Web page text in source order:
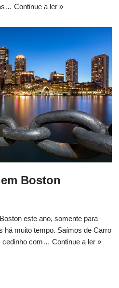
Continue a ler »
Boston
este ano, somente para
há muito tempo. Saímos de Carro
cedinho com… Continue a ler »